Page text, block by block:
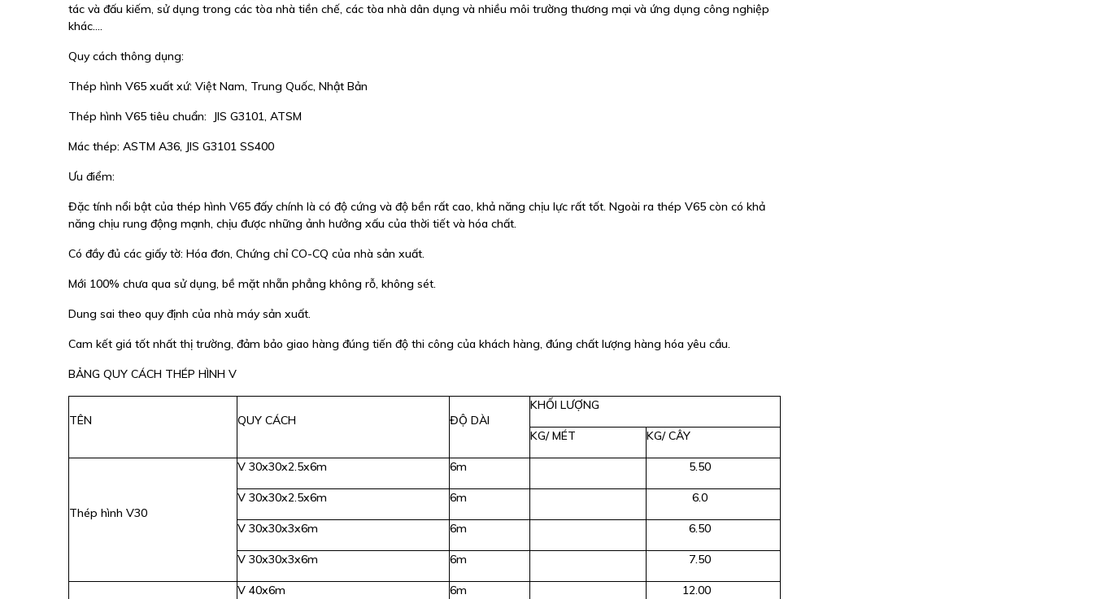
tác và đấu kiếm, sử dụng trong các tòa nhà tiền chế, các tòa nhà dân dụng và nhiều môi trường thương mại và ứng dụng công nghiệp
khác....
Quy cách thông dụng:
Thép hình V65 xuất xứ: Việt Nam, Trung Quốc, Nhật Bản
Thép hình V65 tiêu chuẩn: JIS G3101, ATSM
Mác thép: ASTM A36, JIS G3101 SS400
Ưu điểm:
Đặc tính nổi bật của thép hình V65 đấy chính là có độ cứng và độ bền rất cao, khả năng chịu lực rất tốt. Ngoài ra thép V65 còn có khả
năng chịu rung động mạnh, chịu được những ảnh hưởng xấu của thời tiết và hóa chất.
Có đầy đủ các giấy tờ: Hóa đơn, Chứng chỉ CO-CQ của nhà sản xuất.
Mới 100% chưa qua sử dụng, bề mặt nhẵn phẳng không rỗ, không sét.
Dung sai theo quy định của nhà máy sản xuất.
Cam kết giá tốt nhất thị trường, đảm bảo giao hàng đúng tiến độ thi công của khách hàng, đúng chất lượng hàng hóa yêu cầu.
BẢNG QUY CÁCH THÉP HÌNH V
TÊN QUY CÁCH ĐỘ DÀI
KHỐI LƯỢNG
KG/ MÉT KG/ CÂY
Thép hình V30
V 30x30x2.5x6m 6m 5.50
V 30x30x2.5x6m 6m 6.0
V 30x30x3x6m 6m 6.50
V 30x30x3x6m 6m 7.50
V 40x6m 6m 12.00